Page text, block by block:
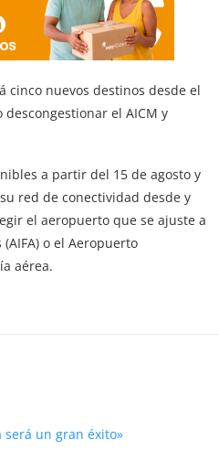
cinco nuevos destinos desde el
el AICM y
a partir del 15 de agosto y
red de conectividad desde y
el aeropuerto que se ajuste a
o el Aeropuerto
aérea.
será un gran éxito»